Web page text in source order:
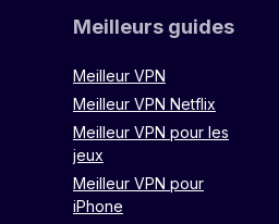
Meilleurs guides
Meilleur VPN
Meilleur VPN Netflix
Meilleur VPN pour les
jeux
Meilleur VPN pour
iPhone